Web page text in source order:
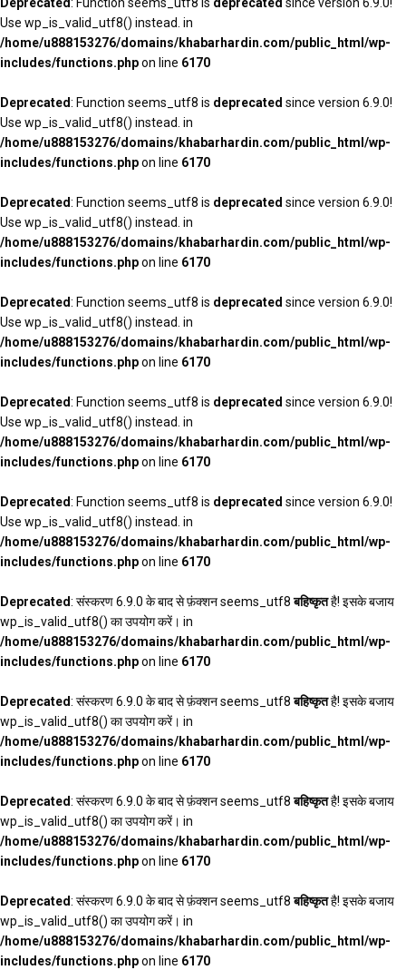
Deprecated: Function seems_utf8 is deprecated since version 6.9.0!
Use wp_is_valid_utf8() instead. in
/home/u888153276/domains/khabarhardin.com/public_html/wp-
includes/functions.phpon line 6170
Deprecated: Function seems_utf8 is deprecated since version 6.9.0!
Use wp_is_valid_utf8() instead. in
/home/u888153276/domains/khabarhardin.com/public_html/wp-
includes/functions.phpon line 6170
Deprecated: Function seems_utf8 is deprecated since version 6.9.0!
Use wp_is_valid_utf8() instead. in
/home/u888153276/domains/khabarhardin.com/public_html/wp-
includes/functions.phpon line 6170
Deprecated: Function seems_utf8 is deprecated since version 6.9.0!
Use wp_is_valid_utf8() instead. in
/home/u888153276/domains/khabarhardin.com/public_html/wp-
includes/functions.phpon line 6170
Deprecated: Function seems_utf8 is deprecated since version 6.9.0!
Use wp_is_valid_utf8() instead. in
/home/u888153276/domains/khabarhardin.com/public_html/wp-
includes/functions.phpon line 6170
Deprecated: Function seems_utf8 is deprecated since version 6.9.0!
Use wp_is_valid_utf8() instead. in
/home/u888153276/domains/khabarhardin.com/public_html/wp-
includes/functions.phpon line 6170
Deprecated: संस्करण 6.9.0 के बाद से फ़ंक्शन seems_utf8बहिष्कृतहै! इसके बजाय
wp_is_valid_utf8() का उपयोग करें। in
/home/u888153276/domains/khabarhardin.com/public_html/wp-
includes/functions.phpon line 6170
Deprecated: संस्करण 6.9.0 के बाद से फ़ंक्शन seems_utf8बहिष्कृतहै! इसके बजाय
wp_is_valid_utf8() का उपयोग करें। in
/home/u888153276/domains/khabarhardin.com/public_html/wp-
includes/functions.phpon line 6170
Deprecated: संस्करण 6.9.0 के बाद से फ़ंक्शन seems_utf8बहिष्कृतहै! इसके बजाय
wp_is_valid_utf8() का उपयोग करें। in
/home/u888153276/domains/khabarhardin.com/public_html/wp-
includes/functions.phpon line 6170
Deprecated: संस्करण 6.9.0 के बाद से फ़ंक्शन seems_utf8बहिष्कृतहै! इसके बजाय
wp_is_valid_utf8() का उपयोग करें। in
/home/u888153276/domains/khabarhardin.com/public_html/wp-
includes/functions.phpon line 6170